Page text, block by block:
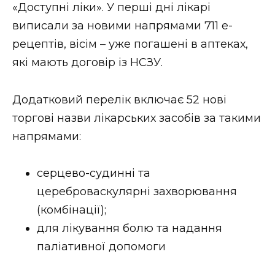
ЗАКАРПАТСЬКІ НОВИНИ
ФОТО
ВІДЕО
«Доступні ліки». У перші дні лікарі
виписали за новими напрямами 711 е-
рецептів, вісім – уже погашені в аптеках,
які мають договір із НСЗУ.
Додатковий перелік включає 52 нові
торгові назви лікарських засобів за такими
напрямами:
серцево-судинні та
цереброваскулярні захворювання
(комбінації);
для лікування болю та надання
паліативної допомоги